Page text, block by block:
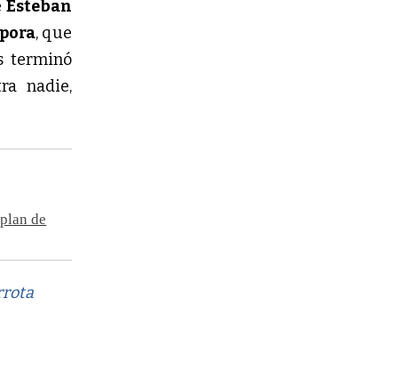
Esteban
, que
terminó
nadie,
de